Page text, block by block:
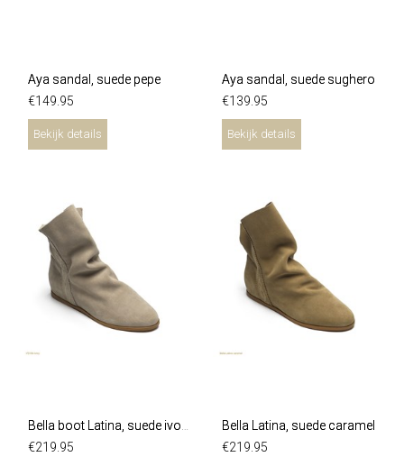
Aya sandal, suede pepe
€149 95
Bekijk details
Aya sandal, suede sughero
€139 95
Bekijk details
Bella boot Latina, suede ivory
€219 95
Bella Latina, suede caramel
€219 95